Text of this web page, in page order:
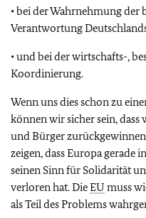
• bei der Wahrnehmung
Verantwortung
• und bei der wirtschafts-,
Koordinierung.
Wenn uns dies schon zu
können wir sicher sein,
und Bürger
zeigen, dass Europa gerade
seinen Sinn für Solidarität
verloren hat. DieEU muss
als Teil des Problems